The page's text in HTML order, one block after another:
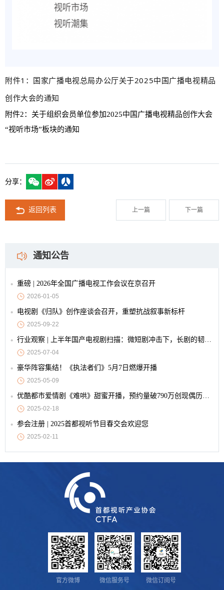
附件1： 国家广播电视总局办公厅关于2025中国广播电视精品
创作大会的通知
附件2：关于组织会员单位参加2025中国广播电视精品创作大会
“视听市场”板块的通知
分享：
返回列表 上一篇 下一篇
通知公告
重磅 | 2026年全国广播电视工作会议在京召开
2026-01-05
电视剧《归队》创作座谈会召开，重塑抗战叙事新标杆
2025-09-22
行业观察 | 上半年国产电视剧扫描：微短剧冲击下，长剧的韧性与创新
2025-07-04
豪华阵容集结！《执法者们》5月7日燃爆开播
2025-05-09
优酷都市爱情剧《难哄》甜蜜开播，预约量破790万创现偶历史纪录
2025-02-18
参会注册 | 2025首都视听节目春交会欢迎您
2025-02-11
官方微博 微信服务号 微信订阅号